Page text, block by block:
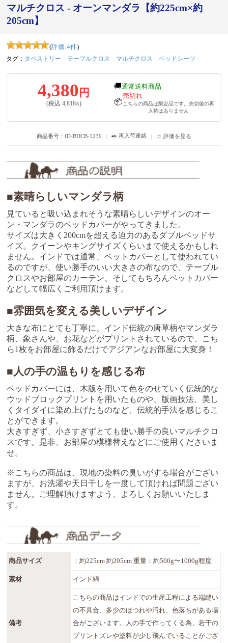
マルチクロス - オーンマンダラ【約225cm×約
205cm】
(評価:4件)
タグ： タペストリー テーブルクロス マルチクロス ベッドシーツ
4,380 円
(税込 4,818円)
🚚通常送料商品
📦
売切れ
こちらの商品は限定品です。売切後の再
入荷はありません
商品番号：ID-BDCB-1239 ｜ ✒️ 再入荷連絡 ｜ ☆ 評価を見る
■素晴らしいマンダラ柄
見ていると吸い込まれそうな素晴らしいデザインのオー
ン・マンダラのベッドカバーがやってきました。
サイズは大きく200cmを超える迫力のあるダブルベッドサ
イズ。クイーンやキングサイズくらいまで使えるかもしれ
ません。インドでは通常、ベットカバーとして使われてい
るのですが、使い勝手のいい大きさの布なので、テーブル
クロスやお部屋のカーテン、そしてもちろんベットカバー
などして幅広くご利用頂けます。
■雰囲気を変える美しいデザイン
大きな布にとても丁寧に、インド伝統の唐草柄やマンダラ
柄、象さんや、お花などがプリントされているので、こち
ら1枚をお部屋に飾るだけでアジアンなお部屋に大変身！
■人の手の温もりを感じる布
ベッドカバーには、木版を用いて色をのせていく伝統的な
ウッドブロックプリントを用いたものや、版画技法、美し
くタイダイに染め上げたものなど、伝統的手法を感じるこ
とができます。
大きすぎず、小さすぎずとても使い勝手の良いマルチクロ
スです。是非、お部屋の模様替えなどにご使用くださいま
せ。
※こちらの商品は、現地の染料の臭いがする場合がござい
ますが、お洗濯や天日干しを一度して頂ければ問題ござい
ません。ご理解頂けますよう、よろしくお願いいたしま
す。
商品サイズ ：約225cm 約205cm 重量：約500g〜1000g程度
素材 インド綿
備考
こちらの商品はインドでの生産工程による端縫い
の不具合、多少のほつれや汚れ、色落ちがある場
合がございます。人の手で作ってくる為、若干の
プリントズレや塗料が少し飛んでいることがござ